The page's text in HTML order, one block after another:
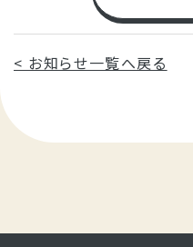
< お知らせ一覧へ戻る